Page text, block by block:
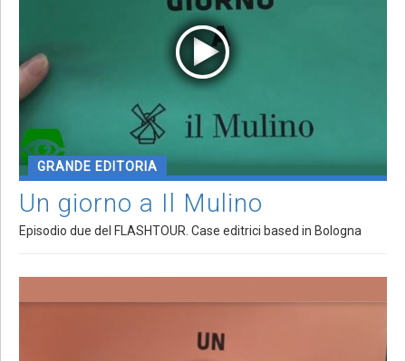
GRANDE EDITORIA
Un giorno a Il Mulino
Episodio due del FLASHTOUR. Case editrici based in Bologna